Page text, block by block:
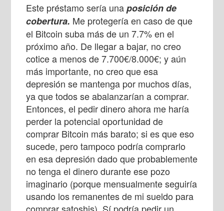
Este préstamo sería unaposición de
cobertura. Me protegería en caso de que
el Bitcoin suba más de un 7.7% en el
próximo año. De llegar a bajar, no creo
cotice a menos de 7.700€/8.000€; y aún
más importante, no creo que esa
depresión se mantenga por muchos días,
ya que todos se abalanzarían a comprar.
Entonces, el pedir dinero ahora me haría
perder la potencial oportunidad de
comprar Bitcoin más barato; si es que eso
sucede, pero tampoco podría comprarlo
en esa depresión dado que probablemente
no tenga el dinero durante ese pozo
imaginario (porque mensualmente seguiría
usando los remanentes de mi sueldo para